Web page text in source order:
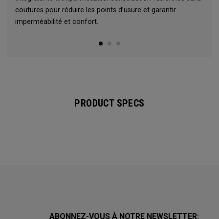
coutures pour réduire les points d’usure et garantir
imperméabilité et confort.
PRODUCT SPECS
ABONNEZ-VOUS À NOTRE NEWSLETTER: